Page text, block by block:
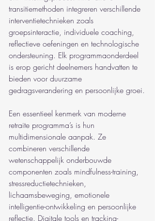
transitiemethoden integreren verschillende
interventietechnieken zoals
groepsinteractie, individuele coaching,
reflectieve oefeningen en technologische
ondersteuning. Elk programmaonderdeel
is erop gericht deelnemers handvatten te
bieden voor duurzame
gedragsverandering en persoonlijke groei.
Een essentieel kenmerk van moderne
retraite programma’s is hun
multidimensionale aanpak. Ze
combineren verschillende
wetenschappelijk onderbouwde
componenten zoals mindfulness-training,
stressreductietechnieken,
lichaamsbeweging, emotionele
intelligentie-ontwikkeling en persoonlijke
reflectie. Digitale tools en tracking-